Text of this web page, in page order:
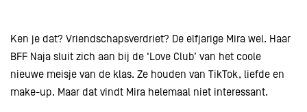
Ken je dat? Vriendschapsverdriet? De elfjarige Mira wel. Haar
BFF Naja sluit zich aan bij de ‘Love Club’ van het coole
nieuwe meisje van de klas. Ze houden van TikTok, liefde en
make-up. Maar dat vindt Mira helemaal niet interessant.